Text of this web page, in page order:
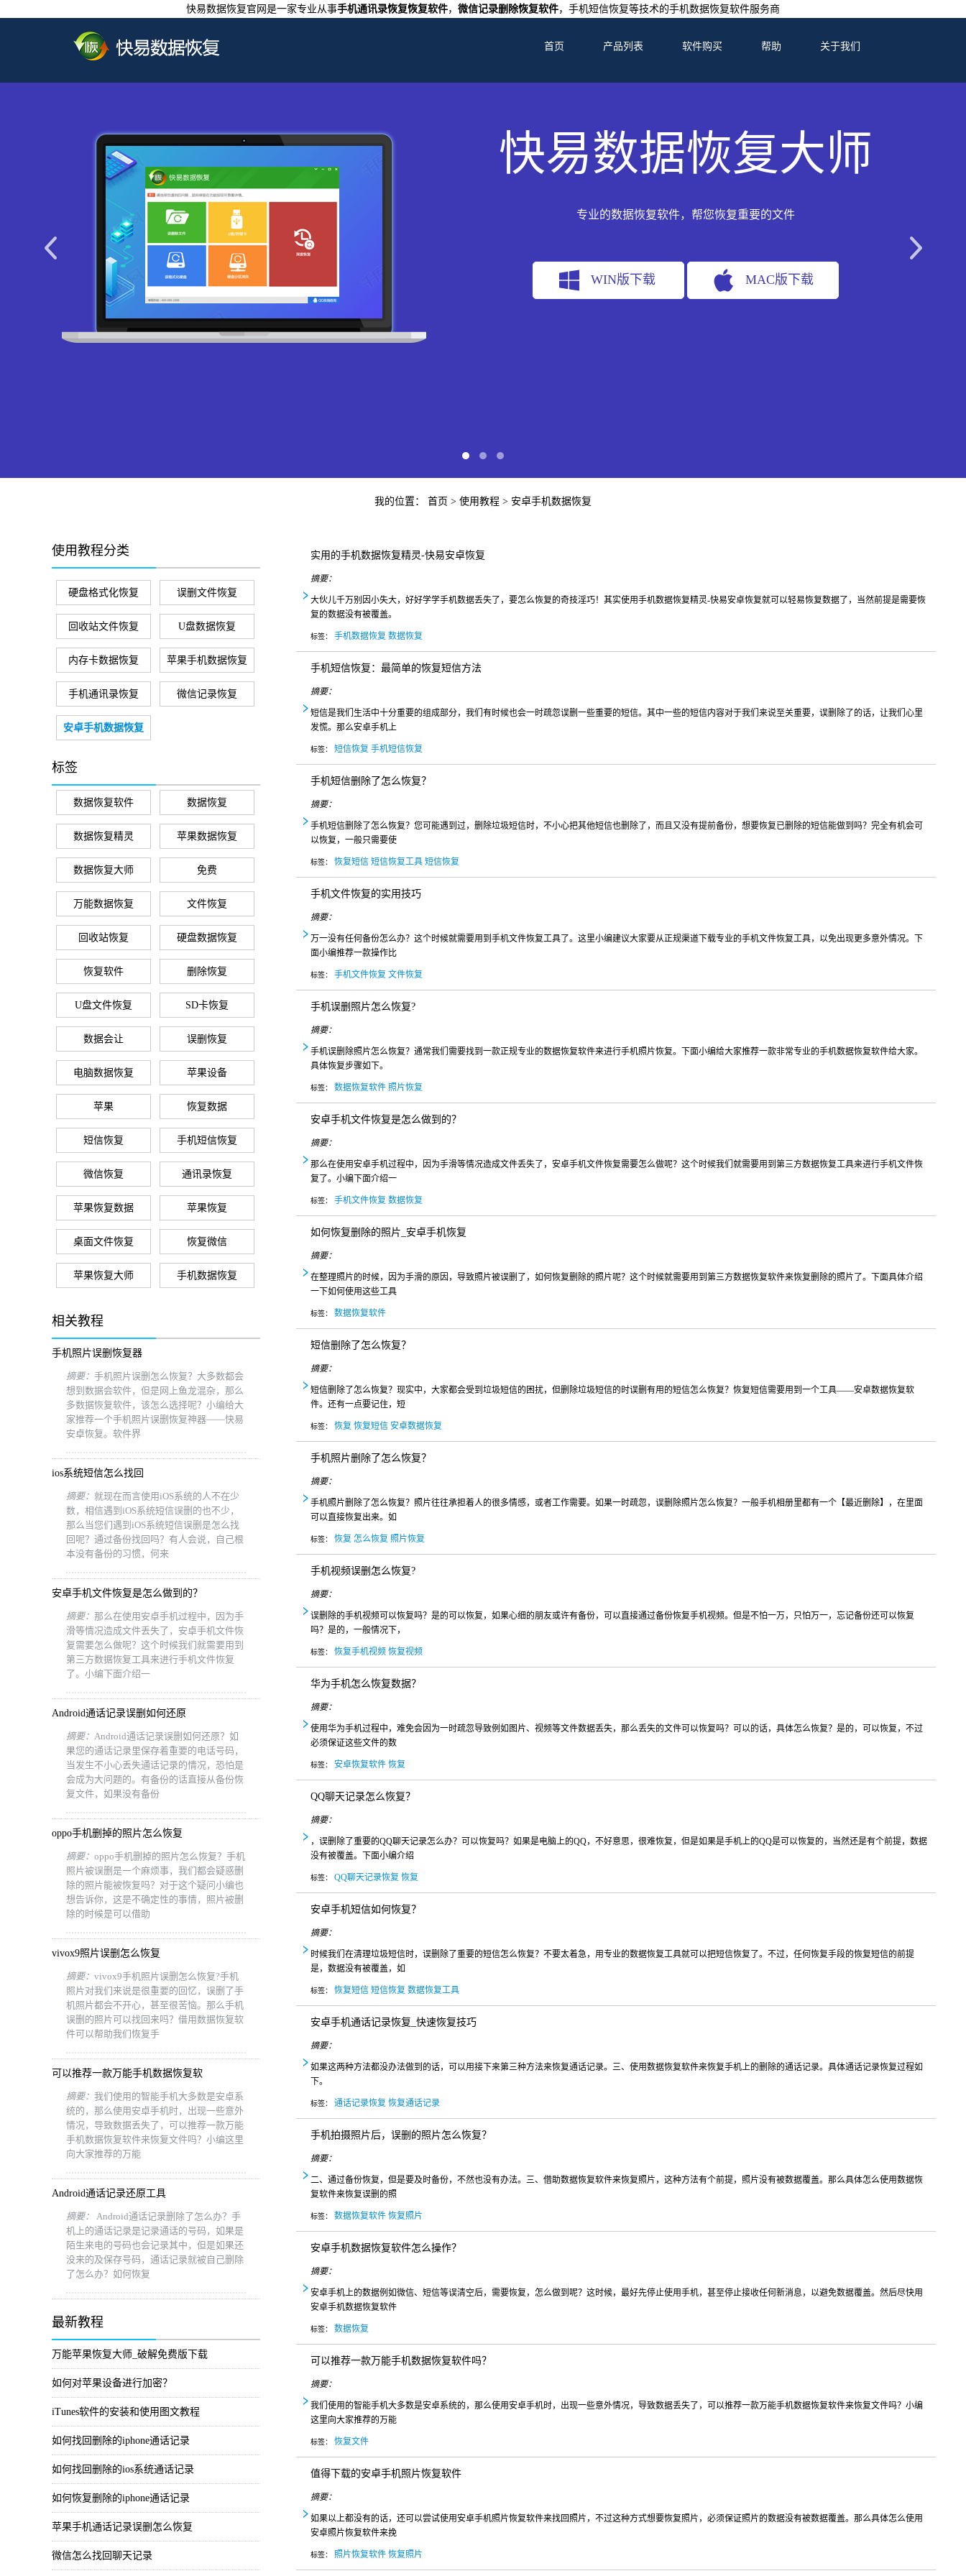
快易数据恢复官网是一家专业从事手机通讯录恢复恢复软件， 微信记录删除恢复软件，手机短信恢复等技术的手机数据恢复软件服务商
首页 产品列表 软件购买 帮助 关于我们
快易数据恢复大师
专业的数据恢复软件，帮您恢复重要的文件
WIN版下载 MAC版下载
快易安卓恢复大师
我的位置： 首页 > 使用教程 > 安卓手机数据恢复
使用教程分类
硬盘格式化恢复 误删文件恢复
回收站文件恢复 U盘数据恢复
内存卡数据恢复 苹果手机数据恢复
手机通讯录恢复 微信记录恢复
安卓手机数据恢复
标签
数据恢复软件 数据恢复
数据恢复精灵 苹果数据恢复
数据恢复大师 免费
万能数据恢复 文件恢复
回收站恢复 硬盘数据恢复
恢复软件 删除恢复
U盘文件恢复 SD卡恢复
数据会让 误删恢复
电脑数据恢复 苹果设备
苹果 恢复数据
短信恢复 手机短信恢复
微信恢复 通讯录恢复
苹果恢复数据 苹果恢复
桌面文件恢复 恢复微信
苹果恢复大师 手机数据恢复
相关教程
手机照片误删恢复器
摘要： 手机照片误删怎么恢复？大多数都会
想到数据会软件，但是网上鱼龙混杂，那么
多数据恢复软件，该怎么选择呢？小编给大
家推荐一个手机照片误删恢复神器——快易
安卓恢复。软件界
ios系统短信怎么找回
摘要： 就现在而言使用iOS系统的人不在少
数，相信遇到iOS系统短信误删的也不少，
那么当您们遇到iOS系统短信误删是怎么找
回呢？通过备份找回吗？有人会说，自己根
本没有备份的习惯，何来
安卓手机文件恢复是怎么做到的？
摘要： 那么在使用安卓手机过程中，因为手
滑等情况造成文件丢失了，安卓手机文件恢
复需要怎么做呢？这个时候我们就需要用到
第三方数据恢复工具来进行手机文件恢复
了。小编下面介绍一
Android通话记录误删如何还原
摘要： Android通话记录误删如何还原？如
果您的通话记录里保存着重要的电话号码，
当发生不小心丢失通话记录的情况，恐怕是
会成为大问题的。有备份的话直接从备份恢
复文件，如果没有备份
oppo手机删掉的照片怎么恢复
摘要： oppo手机删掉的照片怎么恢复？手机
照片被误删是一个麻烦事，我们都会疑惑删
除的照片能被恢复吗？对于这个疑问小编也
想告诉你，这是不确定性的事情，照片被删
除的时候是可以借助
vivox9照片误删怎么恢复
摘要： vivox9手机照片误删怎么恢复?手机
照片对我们来说是很重要的回忆，误删了手
机照片都会不开心，甚至很苦恼。那么手机
误删的照片可以找回来吗？借用数据恢复软
件可以帮助我们恢复手
可以推荐一款万能手机数据恢复软
摘要： 我们使用的智能手机大多数是安卓系
统的，那么使用安卓手机时，出现一些意外
情况，导致数据丢失了，可以推荐一款万能
手机数据恢复软件来恢复文件吗？小编这里
向大家推荐的万能
Android通话记录还原工具
摘要：
Android通话记录删除了怎么办？手
机上的通话记录是记录通话的号码，如果是
陌生来电的号码也会记录其中，但是如果还
没来的及保存号码，通话记录就被自己删除
了怎么办？如何恢复
最新教程
万能苹果恢复大师_破解免费版下载
如何对苹果设备进行加密？
iTunes软件的安装和使用图文教程
如何找回删除的iphone通话记录
如何找回删除的ios系统通话记录
如何恢复删除的iphone通话记录
苹果手机通话记录误删怎么恢复
微信怎么找回聊天记录
实用的手机数据恢复精灵-快易安卓恢复
摘要：
大伙儿千万别因小失大，好好学学手机数据丢失了，要怎么恢复的奇技淫巧！其实使用手机数据恢复精灵-快易安卓恢复就可以轻易恢复数据了，当然前提是需要恢
复的数据没有被覆盖。
标签： 手机数据恢复 数据恢复
手机短信恢复：最简单的恢复短信方法
摘要：
短信是我们生活中十分重要的组成部分，我们有时候也会一时疏忽误删一些重要的短信。其中一些的短信内容对于我们来说至关重要，误删除了的话，让我们心里
发慌。那么安卓手机上
标签： 短信恢复 手机短信恢复
手机短信删除了怎么恢复？
摘要：
手机短信删除了怎么恢复？您可能遇到过，删除垃圾短信时，不小心把其他短信也删除了，而且又没有提前备份，想要恢复已删除的短信能做到吗？完全有机会可
以恢复，一般只需要使
标签： 恢复短信 短信恢复工具 短信恢复
手机文件恢复的实用技巧
摘要：
万一没有任何备份怎么办？这个时候就需要用到手机文件恢复工具了。这里小编建议大家要从正规渠道下载专业的手机文件恢复工具，以免出现更多意外情况。下
面小编推荐一款操作比
标签： 手机文件恢复 文件恢复
手机误删照片怎么恢复?
摘要：
手机误删除照片怎么恢复？通常我们需要找到一款正规专业的数据恢复软件来进行手机照片恢复。下面小编给大家推荐一款非常专业的手机数据恢复软件给大家。
具体恢复步骤如下。
标签： 数据恢复软件 照片恢复
安卓手机文件恢复是怎么做到的？
摘要：
那么在使用安卓手机过程中，因为手滑等情况造成文件丢失了，安卓手机文件恢复需要怎么做呢？这个时候我们就需要用到第三方数据恢复工具来进行手机文件恢
复了。小编下面介绍一
标签： 手机文件恢复 数据恢复
如何恢复删除的照片_安卓手机恢复
摘要：
在整理照片的时候，因为手滑的原因，导致照片被误删了，如何恢复删除的照片呢？这个时候就需要用到第三方数据恢复软件来恢复删除的照片了。下面具体介绍
一下如何使用这些工具
标签： 数据恢复软件
短信删除了怎么恢复？
摘要：
短信删除了怎么恢复？现实中，大家都会受到垃圾短信的困扰，但删除垃圾短信的时误删有用的短信怎么恢复？恢复短信需要用到一个工具——安卓数据恢复软
件。还有一点要记住，短
标签： 恢复 恢复短信 安卓数据恢复
手机照片删除了怎么恢复？
摘要：
手机照片删除了怎么恢复？照片往往承担着人的很多情感，或者工作需要。如果一时疏忽，误删除照片怎么恢复？一般手机相册里都有一个【最近删除】，在里面
可以直接恢复出来。如
标签： 恢复 怎么恢复 照片恢复
手机视频误删怎么恢复?
摘要：
误删除的手机视频可以恢复吗？是的可以恢复，如果心细的朋友或许有备份，可以直接通过备份恢复手机视频。但是不怕一万，只怕万一，忘记备份还可以恢复
吗？是的，一般情况下，
标签： 恢复手机视频 恢复视频
华为手机怎么恢复数据？
摘要：
使用华为手机过程中，难免会因为一时疏忽导致例如图片、视频等文件数据丢失，那么丢失的文件可以恢复吗？可以的话，具体怎么恢复？是的，可以恢复，不过
必须保证这些文件的数
标签： 安卓恢复软件 恢复
QQ聊天记录怎么恢复？
摘要：
，误删除了重要的QQ聊天记录怎么办？可以恢复吗？如果是电脑上的QQ，不好意思，很难恢复，但是如果是手机上的QQ是可以恢复的，当然还是有个前提，数据
没有被覆盖。下面小编介绍
标签： QQ聊天记录恢复 恢复
安卓手机短信如何恢复？
摘要：
时候我们在清理垃圾短信时，误删除了重要的短信怎么恢复？不要太着急，用专业的数据恢复工具就可以把短信恢复了。不过，任何恢复手段的恢复短信的前提
是，数据没有被覆盖，如
标签： 恢复短信 短信恢复 数据恢复工具
安卓手机通话记录恢复_快速恢复技巧
摘要：
如果这两种方法都没办法做到的话，可以用接下来第三种方法来恢复通话记录。三、使用数据恢复软件来恢复手机上的删除的通话记录。具体通话记录恢复过程如
下。
标签： 通话记录恢复 恢复通话记录
手机拍摄照片后，误删的照片怎么恢复？
摘要：
二、通过备份恢复，但是要及时备份，不然也没有办法。三、借助数据恢复软件来恢复照片，这种方法有个前提，照片没有被数据覆盖。那么具体怎么使用数据恢
复软件来恢复误删的照
标签： 数据恢复软件 恢复照片
安卓手机数据恢复软件怎么操作？
摘要：
安卓手机上的数据例如微信、短信等误清空后，需要恢复，怎么做到呢？这时候，最好先停止使用手机，甚至停止接收任何新消息，以避免数据覆盖。然后尽快用
安卓手机数据恢复软件
标签： 数据恢复
可以推荐一款万能手机数据恢复软件吗？
摘要：
我们使用的智能手机大多数是安卓系统的，那么使用安卓手机时，出现一些意外情况，导致数据丢失了，可以推荐一款万能手机数据恢复软件来恢复文件吗？小编
这里向大家推荐的万能
标签： 恢复文件
值得下载的安卓手机照片恢复软件
摘要：
如果以上都没有的话，还可以尝试使用安卓手机照片恢复软件来找回照片，不过这种方式想要恢复照片，必须保证照片的数据没有被数据覆盖。那么具体怎么使用
安卓照片恢复软件来挽
标签： 照片恢复软件 恢复照片